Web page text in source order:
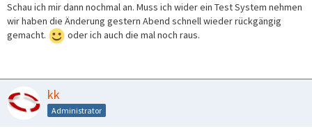
Schau ich mir dann nochmal an. Muss ich wider ein Test System nehmen
wir haben die Änderung gestern Abend schnell wieder rückgängig
gemacht.
oder ich auch die mal noch raus.
kk
Administrator